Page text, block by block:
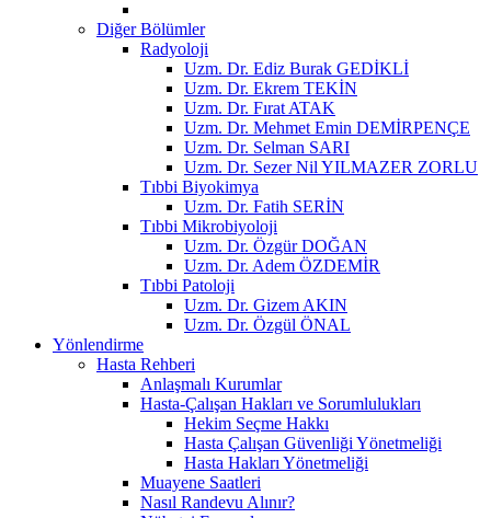
Diğer Bölümler
Radyoloji
Uzm. Dr. Ediz Burak GEDİKLİ
Uzm. Dr. Ekrem TEKİN
Uzm. Dr. Fırat ATAK
Uzm. Dr. Mehmet Emin DEMİRPENÇE
Uzm. Dr. Selman SARI
Uzm. Dr. Sezer Nil YILMAZER ZORLU
Tıbbi Biyokimya
Uzm. Dr. Fatih SERİN
Tıbbi Mikrobiyoloji
Uzm. Dr. Özgür DOĞAN
Uzm. Dr. Adem ÖZDEMİR
Tıbbi Patoloji
Uzm. Dr. Gizem AKIN
Uzm. Dr. Özgül ÖNAL
Yönlendirme
Hasta Rehberi
Anlaşmalı Kurumlar
Hasta-Çalışan Hakları ve Sorumlulukları
Hekim Seçme Hakkı
Hasta Çalışan Güvenliği Yönetmeliği
Hasta Hakları Yönetmeliği
Muayene Saatleri
Nasıl Randevu Alınır?